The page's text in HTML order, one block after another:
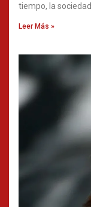
tiempo, la sociedad
Leer Más »